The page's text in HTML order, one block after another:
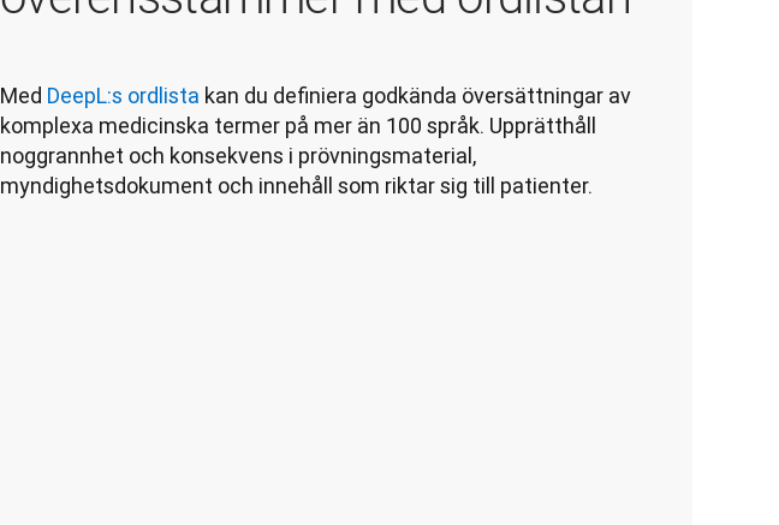
Med DeepL:s ordlista kan du definiera godkända översättningar av
komplexa medicinska termer på mer än 100 språk. Upprätthåll
noggrannhet och konsekvens i prövningsmaterial,
myndighetsdokument och innehåll som riktar sig till patienter.